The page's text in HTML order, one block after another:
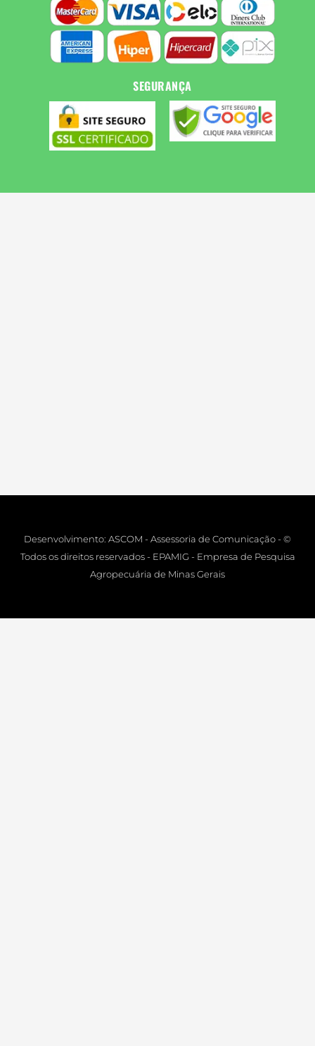
SEGURANÇA
Desenvolvimento: ASCOM - Assessoria de Comunicação - ©
Todos os direitos reservados - EPAMIG - Empresa de Pesquisa
Agropecuária de Minas Gerais